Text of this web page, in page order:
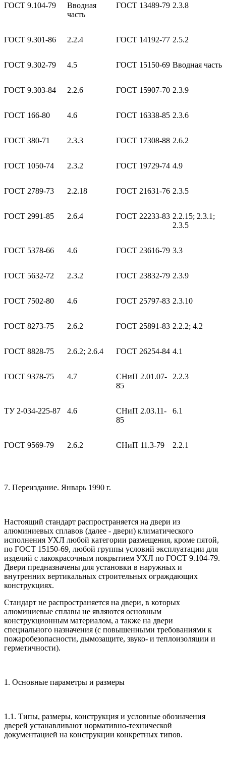
ГОСТ 9.104-79
Вводная
часть
ГОСТ 13489-79 2.3.8
ГОСТ 9.301-86 2.2.4 ГОСТ 14192-77 2.5.2
ГОСТ 9.302-79 4.5 ГОСТ 15150-69 Вводная часть
ГОСТ 9.303-84 2.2.6 ГОСТ 15907-70 2.3.9
ГОСТ 166-80 4.6 ГОСТ 16338-85 2.3.6
ГОСТ 380-71 2.3.3 ГОСТ 17308-88 2.6.2
ГОСТ 1050-74 2.3.2 ГОСТ 19729-74 4.9
ГОСТ 2789-73 2.2.18 ГОСТ 21631-76 2.3.5
ГОСТ 2991-85 2.6.4 ГОСТ 22233-83 2.2.15; 2.3.1;
2.3.5
ГОСТ 5378-66 4.6 ГОСТ 23616-79 3.3
ГОСТ 5632-72 2.3.2 ГОСТ 23832-79 2.3.9
ГОСТ 7502-80 4.6 ГОСТ 25797-83 2.3.10
ГОСТ 8273-75 2.6.2 ГОСТ 25891-83 2.2.2; 4.2
ГОСТ 8828-75 2.6.2; 2.6.4 ГОСТ 26254-84 4.1
ГОСТ 9378-75 4.7
СНиП 2.01.07-
85
2.2.3
ТУ 2-034-225-87 4.6
СНиП 2.03.11-
85
6.1
ГОСТ 9569-79 2.6.2 СНиП 11.3-79 2.2.1
7. Переиздание. Январь 1990 г.
Настоящий стандарт распространяется на двери из
алюминиевых сплавов (далее - двери) климатического
исполнения УХЛ любой категории размещения, кроме пятой,
по ГОСТ 15150-69, любой группы условий эксплуатации для
изделий с лакокрасочным покрытием УХЛ по ГОСТ 9.104-79.
Двери предназначены для установки в наружных и
внутренних вертикальных строительных ограждающих
конструкциях.
Стандарт не распространяется на двери, в которых
алюминиевые сплавы не являются основным
конструкционным материалом, а также на двери
специального назначения (с повышенными требованиями к
пожаробезопасности, дымозащите, звуко- и теплоизоляции и
герметичности).
1. Основные параметры и размеры
1.1. Типы, размеры, конструкция и условные обозначения
дверей устанавливают нормативно-технической
документацией на конструкции конкретных типов.